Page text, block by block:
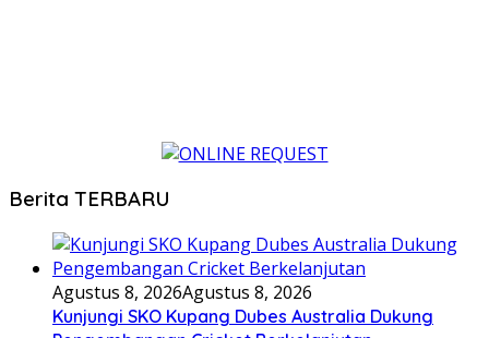
Berita TERBARU
Agustus 8, 2026Agustus 8, 2026
Kunjungi SKO Kupang Dubes Australia Dukung